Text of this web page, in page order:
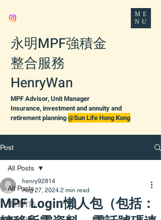
ME
NU
永明MPF強積金
整合服務
HenryWan
MPF Advisor, Unit Manager
Insurance, investment and annuity and
retirement planning@Sun Life Hong Kong
Post
All Posts
管理方法
All Posts
MPF Login懶人包（包括：
henry92814
Aug 27, 2024 2 min read